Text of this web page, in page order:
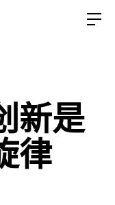
新是
律